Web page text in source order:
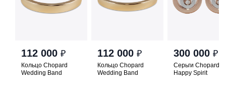
112 000 ₽
Кольцо Chopard
Wedding Band
112 000 ₽
Кольцо Chopard
Wedding Band
300 000 ₽
Серьги Chopard
Happy Spirit